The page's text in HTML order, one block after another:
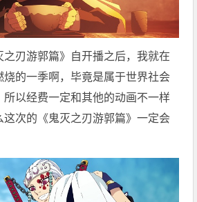
之刃游郭篇》自开播之后，我就在
烧的一季啊，毕竟是属于世界社会
所以经费一定和其他的动画不一样
这次的《鬼灭之刃游郭篇》一定会